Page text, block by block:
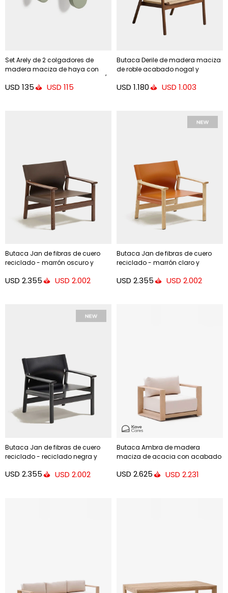
Set Arely de 2 colgadores de
madera maciza de haya con
acabado lacado verde 6,5 cm /
10 cm
USD 135 USD 115
Butaca Derile de madera maciza
de roble acabado nogal y
USD 1.180 USD 1.003
Butaca Jan de fibras de cuero
reciclado - marrón oscuro y
acabado tono nogal FSC 100%
USD 2.355 USD 2.002
Butaca Jan de fibras de cuero
reciclado - marrón claro y
acabado tono natural FSC 100%
USD 2.355 USD 2.002
Butaca Jan de fibras de cuero
reciclado - reciclado negra y
acabado negro FSC 100%
USD 2.355 USD 2.002
Butaca Ambra de madera
maciza de acacia con acabado
USD 2.625 USD 2.231